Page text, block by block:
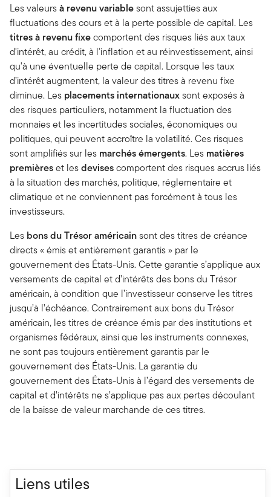
Les valeursà revenu variablesont assujetties aux
fluctuations des cours et à la perte possible de capital. Les
titres à revenu fixecomportent des risques liés aux taux
d'intérêt, au crédit, à l'inflation et au réinvestissement, ainsi
qu'à une éventuelle perte de capital. Lorsque les taux
d’intérêt augmentent, la valeur des titres à revenu fixe
diminue. Les placements internationauxsont exposés à
des risques particuliers, notamment la fluctuation des
monnaies et les incertitudes sociales, économiques ou
politiques, qui peuvent accroître la volatilité. Ces risques
sont amplifiés sur les marchés émergents. Les matières
premièreset lesdevisescomportent des risques accrus liés
à la situation des marchés, politique, réglementaire et
climatique et ne conviennent pas forcément à tous les
investisseurs.
Les bons du Trésor américainsont des titres de créance
directs « émis et entièrement garantis » par le
gouvernement des États-Unis. Cette garantie s’applique aux
versements de capital et d’intérêts des bons du Trésor
américain, à condition que l’investisseur conserve les titres
jusqu’à l’échéance. Contrairement aux bons du Trésor
américain, les titres de créance émis par des institutions et
organismes fédéraux, ainsi que les instruments connexes,
ne sont pas toujours entièrement garantis par le
gouvernement des États-Unis. La garantie du
gouvernement des États-Unis à l’égard des versements de
capital et d’intérêts ne s’applique pas aux pertes découlant
de la baisse de valeur marchande de ces titres.
Liens utiles